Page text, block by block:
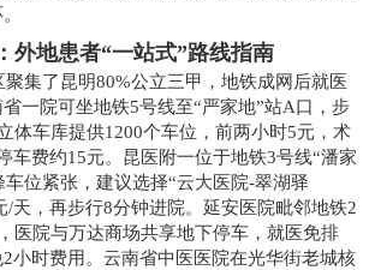
外地患者“一站式”路线指南
集了昆明80%公立三甲，地铁成网后就医
一院可坐地铁5号线至“严家地”站A口，步
体车库提供1200个车位，前两小时5元，术
车费约15元。昆医附一位于地铁3号线“潘家
位紧张，建议选择“云大医院-翠湖驿
/天，再步行8分钟进院。延安医院毗邻地铁2
医院与万达商场共享地下停车，就医免排
小时费用。云南省中医医院在光华街老城核